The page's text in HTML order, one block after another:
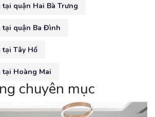
quận Hai Bà Trưng
quận Ba Đình
Tây Hồ
Hoàng Mai
chuyên mục